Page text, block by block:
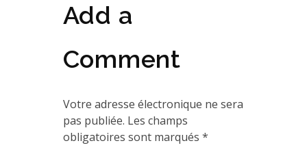
Add a
Comment
Votre adresse électronique ne sera
pas publiée. Les champs
obligatoires sont marqués *